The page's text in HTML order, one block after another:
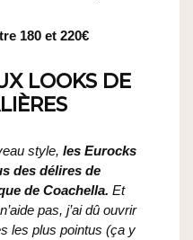
180 et 220€
LOOKS DE
style, les Eurocks
des délires de
de Coachella. Et
pas, j’ai dû ouvrir
les plus pointus (ça y